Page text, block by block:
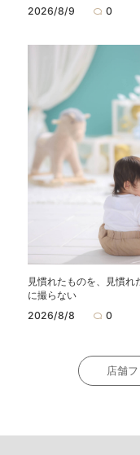
2026/8/9
0
見慣れたものを、見慣れ
に撮らない
2026/8/8
0
店舗